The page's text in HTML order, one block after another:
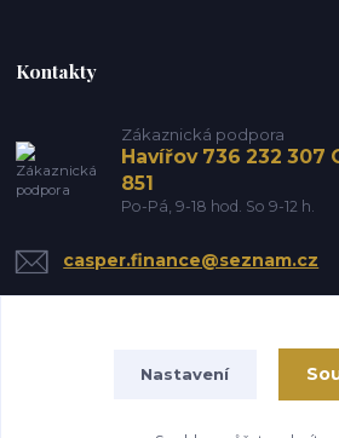
Kontakty
Zákaznická podpora
Havířov 736 232 307
851
Po-Pá, 9-18 hod. So 9-12 h.
casper.finance@seznam.cz
Nastavení